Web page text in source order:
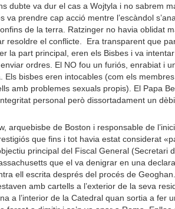
dubte va dur el cas a Wojtyla i no sabrem
va prendre cap acció mentre l’escàndol
de la terra. Ratzinger no havia oblidat
resoldre el conflicte. Era transparent que
la part principal, eren els Bisbes i va intentar
ordres. El NO fou un furiós, enrabiat i
Els bisbes eren intocables (com els
amb problemes sexuals propis). El Papa
personal però dissortadament un
arquebisbe de Boston i responsable de
que fins i tot havia estat considerat
principal del Fiscal General (Secretari
que el va denigrar en una
ell escrita després del procés de
amb cartells a l’exterior de la seva
a l’interior de la Catedral quan sortia a fer